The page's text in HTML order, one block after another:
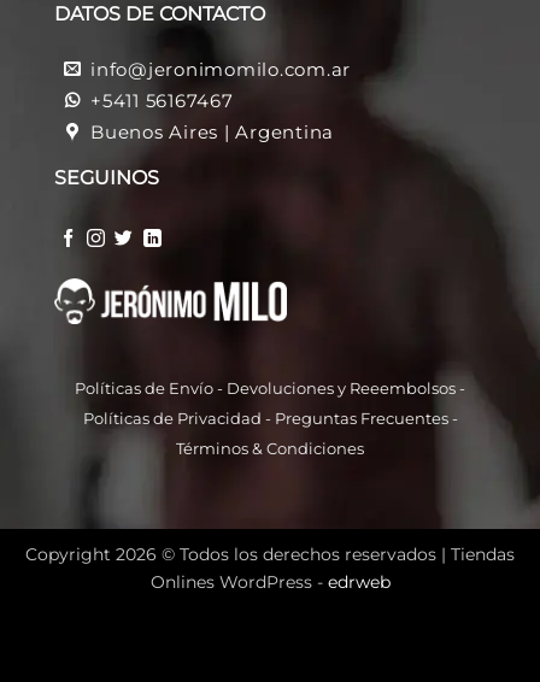
DATOS DE CONTACTO
info@jeronimomilo.com.ar
+5411 56167467
Buenos Aires | Argentina
SEGUINOS
Políticas de Envío - Devoluciones y Reeembolsos -
Políticas de Privacidad - Preguntas Frecuentes-
Términos & Condiciones
Copyright 2026 © Todos los derechos reservados | Tiendas
Onlines WordPress - edrweb